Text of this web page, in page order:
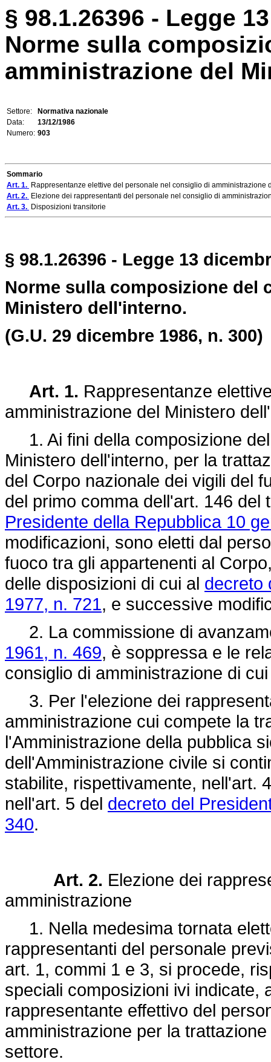
§ 98.1.26396 - Legge
Norme sulla
amministrazione del
Settore:
Normativa nazionale
Data:
13/12/1986
Numero: 903
Sommario
Art. 1. Rappresentanze elettive del personale nel consiglio di amministrazione
Art. 2. Elezione dei rappresentanti del personale nel consiglio di
Art. 3. Disposizioni transitorie
§ 98.1.26396 - Legge 13
Norme sulla composizione del
Ministero dell'interno.
(G.U. 29 dicembre 1986, n. 300)
Art. 1. Rappresentanze
amministrazione del Ministero
1. Ai fini della composizione
Ministero dell'interno, per la
del Corpo nazionale dei vigili del
del primo comma dell'art. 146
Presidente della Repubblica 10
modificazioni, sono eletti dal
fuoco tra gli appartenenti al
delle disposizioni di cui al decreto
1977, n. 721, e successive
2. La commissione di
1961, n. 469, è soppressa e le
consiglio di amministrazione di
3. Per l'elezione dei
amministrazione cui compete la
l'Amministrazione della pubblica
dell'Amministrazione civile si
stabilite, rispettivamente, nell'art.
nell'art. 5 del decreto del
340.
Art. 2. Elezione dei
amministrazione
1. Nella medesima tornata
rappresentanti del personale
art. 1, commi 1 e 3, si procede,
speciali composizioni ivi indicate,
rappresentante effettivo del
amministrazione per la
settore.